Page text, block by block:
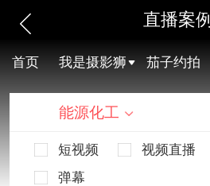
直播案例
首页 我是摄影狮 茄子约拍
能源化工
短视频 视频直播
弹幕